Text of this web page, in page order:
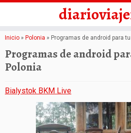
Saltar
al
contenido
Inicio » Polonia » Programas de android para
Programas de android
Polonia
Bialystok BKM Live